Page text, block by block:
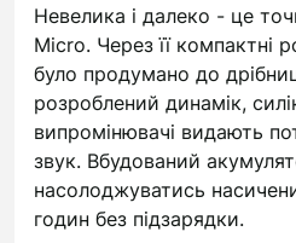
Невелика і далеко - це
Micro. Через її компактні
було продумано до
розроблений динамік,
випромінювачі видають
звук. Вбудований
насолоджуватись
годин без підзарядки.